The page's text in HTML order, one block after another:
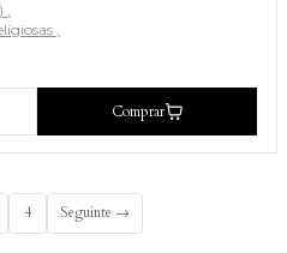
Comprar
4 Seguinte →